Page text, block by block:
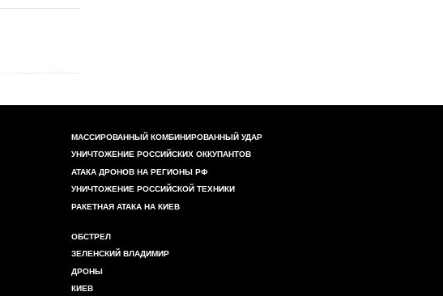
МАССИРОВАННЫЙ КОМБИНИРОВАННЫЙ УДАР
УНИЧТОЖЕНИЕ РОССИЙСКИХ ОККУПАНТОВ
АТАКА ДРОНОВ НА РЕГИОНЫ РФ
УНИЧТОЖЕНИЕ РОССИЙСКОЙ ТЕХНИКИ
РАКЕТНАЯ АТАКА НА КИЕВ
ОБСТРЕЛ
ЗЕЛЕНСКИЙ ВЛАДИМИР
ДРОНЫ
КИЕВ